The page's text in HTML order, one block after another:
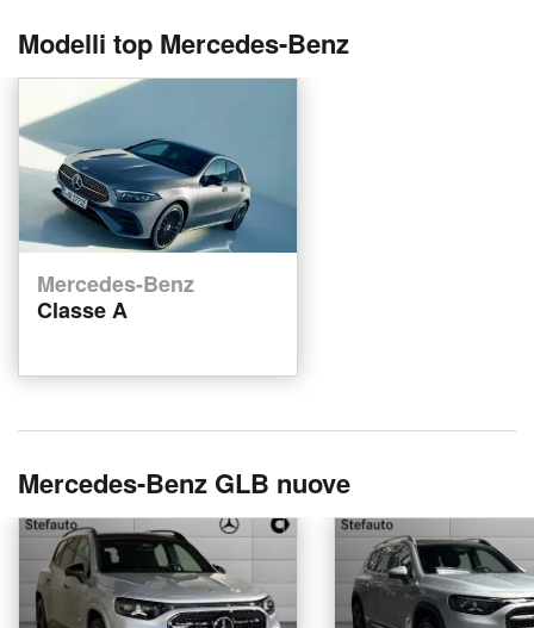
Modelli top Mercedes-Benz
Mercedes-Benz
Classe A
Mercedes-Benz GLB nuove